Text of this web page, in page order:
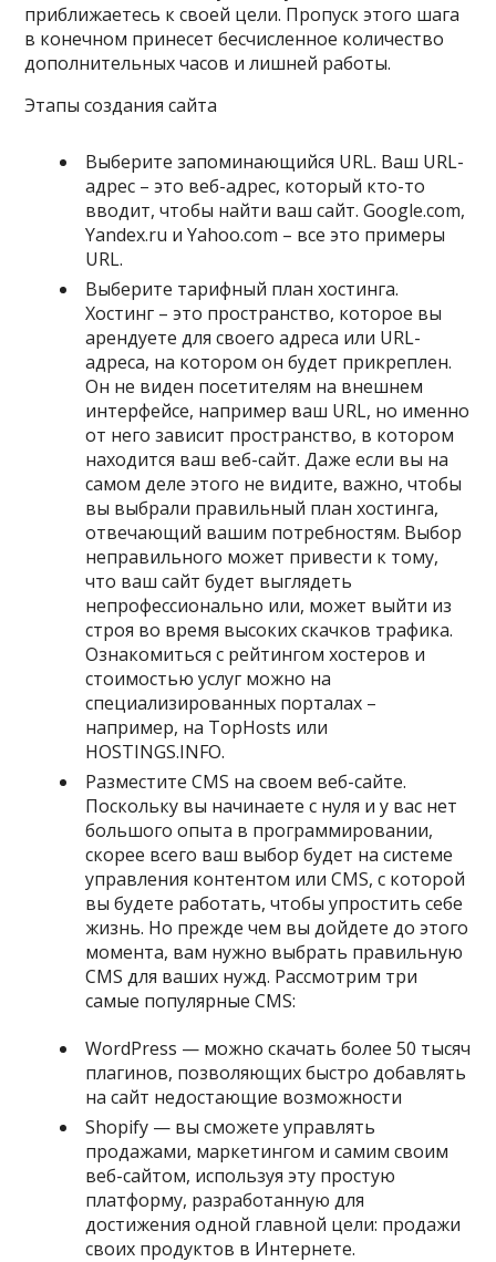
приближаетесь к своей цели. Пропуск этого шага
в конечном принесет бесчисленное количество
дополнительных часов и лишней работы.
Этапы создания сайта
Выберите запоминающийся URL. Ваш URL-
адрес – это веб-адрес, который кто-то
вводит, чтобы найти ваш сайт. Google.com,
Yandex.ru и Yahoo.com – все это примеры
URL.
Выберите тарифный план хостинга.
Хостинг – это пространство, которое вы
арендуете для своего адреса или URL-
адреса, на котором он будет прикреплен.
Он не виден посетителям на внешнем
интерфейсе, например ваш URL, но именно
от него зависит пространство, в котором
находится ваш веб-сайт. Даже если вы на
самом деле этого не видите, важно, чтобы
вы выбрали правильный план хостинга,
отвечающий вашим потребностям. Выбор
неправильного может привести к тому,
что ваш сайт будет выглядеть
непрофессионально или, может выйти из
строя во время высоких скачков трафика.
Ознакомиться с рейтингом хостеров и
стоимостью услуг можно на
специализированных порталах –
например, на TopHosts или
HOSTINGS.INFO.
Разместите CMS на своем веб-сайте.
Поскольку вы начинаете с нуля и у вас нет
большого опыта в программировании,
скорее всего ваш выбор будет на системе
управления контентом или CMS, с которой
вы будете работать, чтобы упростить себе
жизнь. Но прежде чем вы дойдете до этого
момента, вам нужно выбрать правильную
CMS для ваших нужд. Рассмотрим три
самые популярные CMS:
WordPress — можно скачать более 50 тысяч
плагинов, позволяющих быстро добавлять
на сайт недостающие возможности
Shopify — вы сможете управлять
продажами, маркетингом и самим своим
веб-сайтом, используя эту простую
платформу, разработанную для
достижения одной главной цели: продажи
своих продуктов в Интернете.